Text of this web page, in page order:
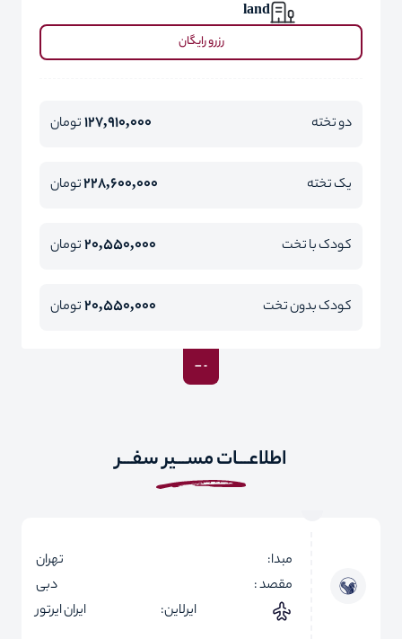
land
رزرو رایگان
دو تخته 127,910,000تومان
یک تخته 228,600,000تومان
کودک با تخت 20,550,000تومان
کودک بدون تخت 20,550,000تومان
اطلاعـــات مســـیر سفـــر
مبدا:
تهران
مقصد :
دبی
ایرلاین:
ایران ایرتور